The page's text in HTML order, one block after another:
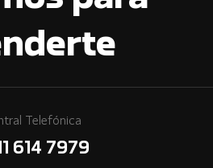
Telefónica
614 7979